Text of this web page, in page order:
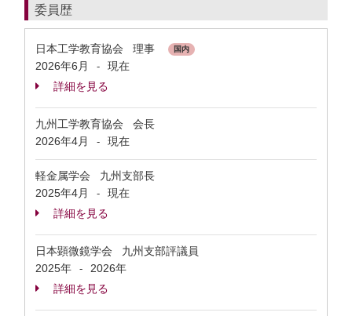
委員歴
日本工学教育協会 理事 国内
2026年6月 -
現在
詳細を見る
九州工学教育協会 会長
2026年4月
- 現在
軽金属学会 九州支部長
2025年4月
-
現在
詳細を見る
日本顕微鏡学会 九州支部評議員
2025年
-
2026年
詳細を見る